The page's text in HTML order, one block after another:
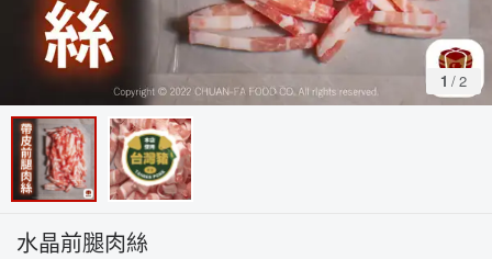
1 /2
水晶前腿肉絲